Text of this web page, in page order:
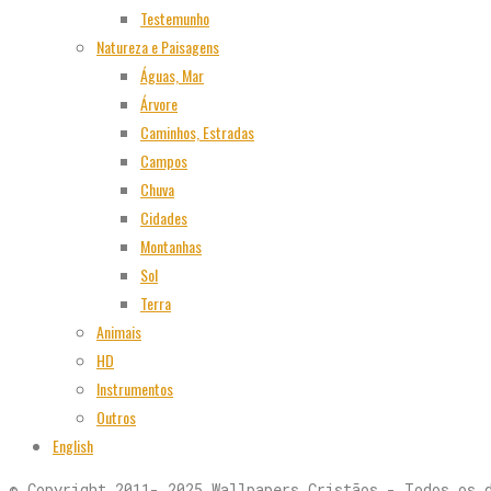
Testemunho
Natureza e Paisagens
Águas, Mar
Árvore
Caminhos, Estradas
Campos
Chuva
Cidades
Montanhas
Sol
Terra
Animais
HD
Instrumentos
Outros
English